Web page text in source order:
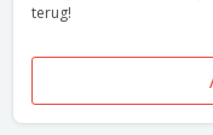
terug!